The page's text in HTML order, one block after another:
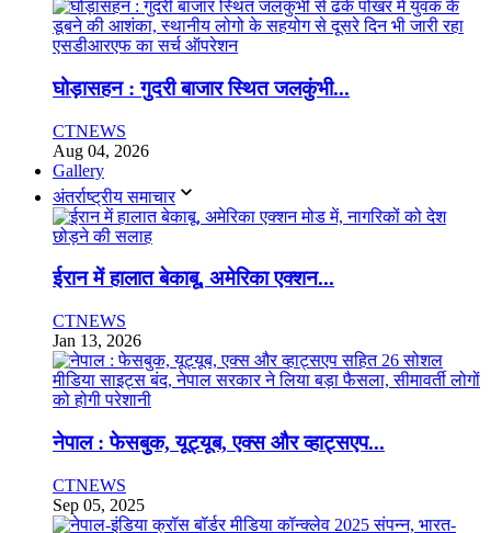
घोड़ासहन : गुदरी बाजार स्थित जलकुंभी...
CTNEWS
Aug 04, 2026
Gallery
अंतर्राष्ट्रीय समाचार
ईरान में हालात बेकाबू, अमेरिका एक्शन...
CTNEWS
Jan 13, 2026
नेपाल : फेसबुक, यूट्यूब, एक्स और व्हाट्सएप...
CTNEWS
Sep 05, 2025